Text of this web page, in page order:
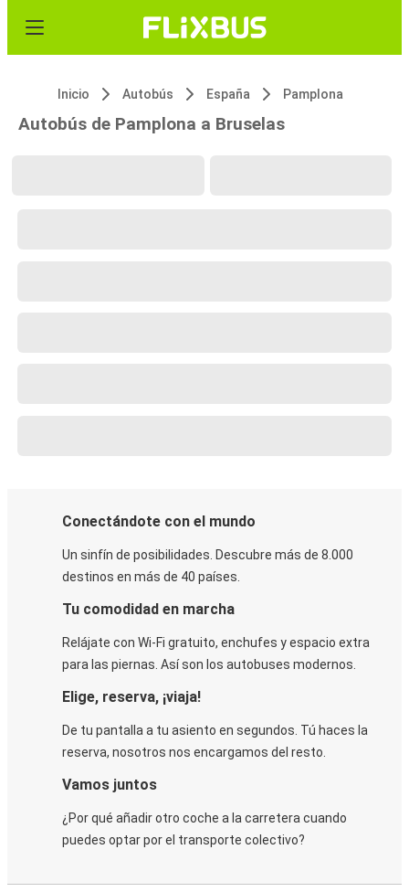
Inicio Autobús España Pamplona
Autobús de Pamplona a Bruselas
Conectándote con el mundo
Un sinfín de posibilidades. Descubre más de 8.000
destinos en más de 40 países.
Tu comodidad en marcha
Relájate con Wi-Fi gratuito, enchufes y espacio extra
para las piernas. Así son los autobuses modernos.
Elige, reserva, ¡viaja!
De tu pantalla a tu asiento en segundos. Tú haces la
reserva, nosotros nos encargamos del resto.
Vamos juntos
¿Por qué añadir otro coche a la carretera cuando
puedes optar por el transporte colectivo?